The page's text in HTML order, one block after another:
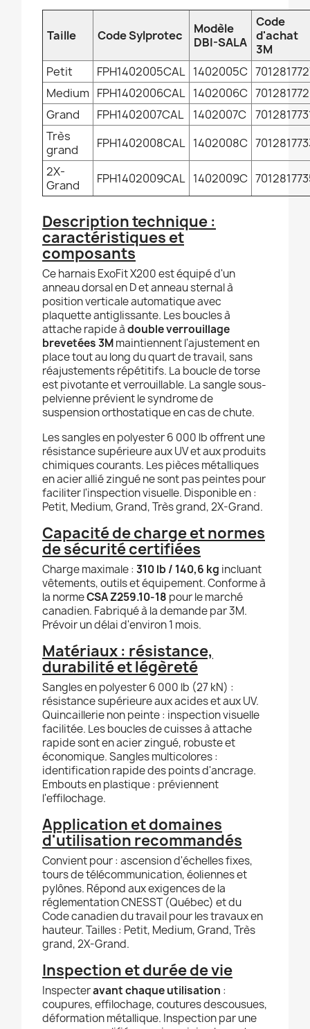
Taille Code Sylprotec
Modèle
DBI-SALA
Code
d'achat
3M
Petit
FPH1402005CAL 1402005C
Medium FPH1402006CAL 1402006C
Grand
FPH1402007CAL 1402007C
Très
grand
FPH1402008CAL 1402008C
2X-
Grand
FPH1402009CAL 1402009C
Description technique :
caractéristiques et
composants
Ce harnais ExoFit X200 est équipé d'un
anneau dorsal en D et anneau sternal à
position verticale automatique avec
plaquette antiglissante. Les boucles à
attache rapide àdouble verrouillage
brevetées 3Mmaintiennent l'ajustement en
place tout au long du quart de travail, sans
réajustements répétitifs. La boucle de torse
est pivotante et verrouillable. La sangle sous-
pelvienne prévient le syndrome de
suspension orthostatique en cas de chute.
Les sangles en polyester 6 000 lb offrent une
résistance supérieure aux UV et aux produits
chimiques courants. Les pièces métalliques
en acier allié zingué ne sont pas peintes pour
faciliter l'inspection visuelle. Disponible en :
Petit, Medium, Grand, Très grand, 2X-Grand.
Capacité de charge et normes
de sécurité certifiées
Charge maximale : 310 lb / 140,6 kg incluant
vêtements, outils et équipement. Conforme à
la normeCSA Z259.10-18 pour le marché
canadien. Fabriqué à la demande par 3M.
Prévoir un délai d'environ 1 mois.
Matériaux : résistance,
durabilité et légèreté
Sangles en polyester 6 000 lb (27 kN) :
résistance supérieure aux acides et aux UV.
Quincaillerie non peinte : inspection visuelle
facilitée. Les boucles de cuisses à attache
rapide sont en acier zingué, robuste et
économique. Sangles multicolores :
identification rapide des points d'ancrage.
Embouts en plastique : préviennent
l'effilochage.
Application et domaines
d'utilisation recommandés
Convient pour : ascension d'échelles fixes,
tours de télécommunication, éoliennes et
pylônes. Répond aux exigences de la
réglementation CNESST (Québec) et du
Code canadien du travail pour les travaux en
hauteur. Tailles : Petit, Medium, Grand, Très
grand, 2X-Grand.
Inspection et durée de vie
Inspecteravant chaque utilisation :
coupures, effilochage, coutures descousues,
déformation métallique. Inspection par une